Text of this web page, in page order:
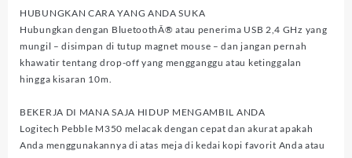
HUBUNGKAN CARA YANG ANDA SUKA
Hubungkan dengan BluetoothÂ® atau penerima USB 2,4 GHz yang
mungil – disimpan di tutup magnet mouse – dan jangan pernah
khawatir tentang drop-off yang mengganggu atau ketinggalan
hingga kisaran 10m.
BEKERJA DI MANA SAJA HIDUP MENGAMBIL ANDA
Logitech Pebble M350 melacak dengan cepat dan akurat apakah
Anda menggunakannya di atas meja di kedai kopi favorit Anda atau